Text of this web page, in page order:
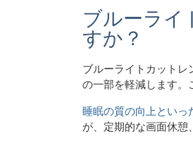
ブルーライ
すか？
ブルーライトカットレ
の一部を軽減します。
睡眠の質の向上といっ
が、定期的な画面休憩